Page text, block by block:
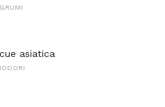
asiatica